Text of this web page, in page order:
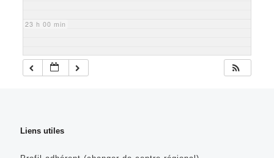
23 h 00 min
Liens utiles